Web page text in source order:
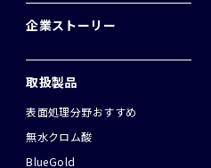
企業ストーリー
取扱製品
表面処理分野おすすめ
無水クロム酸
BlueGold